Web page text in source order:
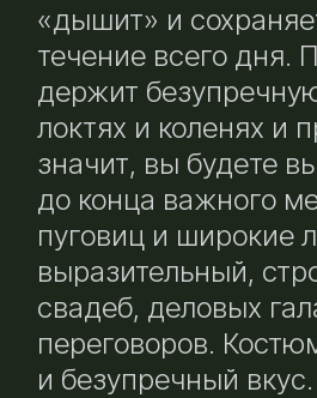
«дышит» и
течение всего дня.
держит
локтях и коленях и
значит, вы будете
до конца важного
пуговиц и широкие
выразительный,
свадеб, деловых
переговоров.
и безупречный вкус.